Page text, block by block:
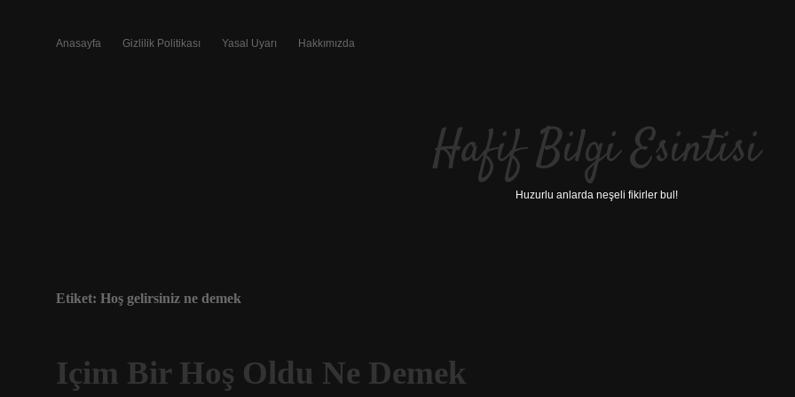
Anasayfa Gizlilik Politikası Yasal Uyarı Hakkımızda
Hafif Bilgi Esintisi
Huzurlu anlarda neşeli fikirler bul!
Etiket: Hoş gelirsiniz ne demek
Içim Bir Hoş Oldu Ne Demek